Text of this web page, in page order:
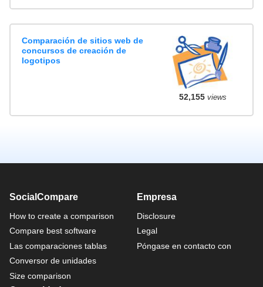
Comparación de sitios web de
concursos de creación de
logotipos
52,155views
SocialCompare
How to create a comparison
Compare best software
Las comparaciones tablas
Conversor de unidades
Size comparison
Empresa
Disclosure
Legal
Póngase en contacto con